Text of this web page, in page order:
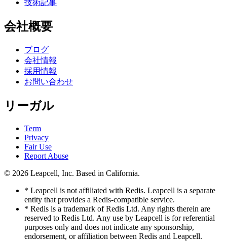
技術記事
会社概要
ブログ
会社情報
採用情報
お問い合わせ
リーガル
Term
Privacy
Fair Use
Report Abuse
© 2026 Leapcell, Inc. Based in California.
* Leapcell is not affiliated with Redis. Leapcell is a separate
entity that provides a Redis-compatible service.
* Redis is a trademark of Redis Ltd. Any rights therein are
reserved to Redis Ltd. Any use by Leapcell is for referential
purposes only and does not indicate any sponsorship,
endorsement, or affiliation between Redis and Leapcell.